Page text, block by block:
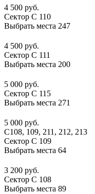
4 500 руб.
Сектор C 110
Выбрать места 247
4 500 руб.
Сектор C 111
Выбрать места 200
5 000 руб.
Сектор C 115
Выбрать места 271
5 000 руб.
С108, 109, 211, 212, 213
Сектор C 109
Выбрать места 64
3 200 руб.
Сектор C 108
Выбрать места 89